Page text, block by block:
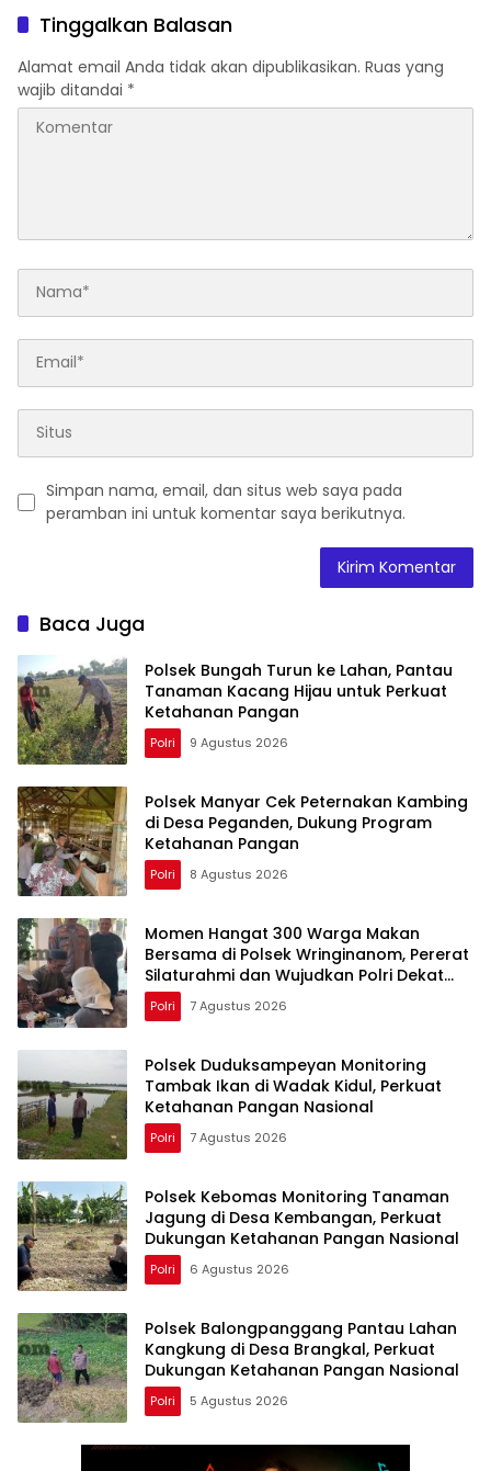
Dukungan Ketahanan
Pangan Nasional
Tinggalkan Balasan
Alamat email Anda tidak akan dipublikasikan. Ruas yang
wajib ditandai *
Simpan nama, email, dan situs web saya pada
peramban ini untuk komentar saya berikutnya.
Baca Juga
Polsek Bungah Turun ke Lahan, Pantau
Tanaman Kacang Hijau untuk Perkuat
Ketahanan Pangan
Polri 9 Agustus 2026
Polsek Manyar Cek Peternakan Kambing
di Desa Peganden, Dukung Program
Ketahanan Pangan
Polri 8 Agustus 2026
Momen Hangat 300 Warga Makan
Bersama di Polsek Wringinanom, Pererat
Silaturahmi dan Wujudkan Polri Dekat
dengan Masyarakat
Polri 7 Agustus 2026
Polsek Duduksampeyan Monitoring
Tambak Ikan di Wadak Kidul, Perkuat
Ketahanan Pangan Nasional
Polri 7 Agustus 2026
Polsek Kebomas Monitoring Tanaman
Jagung di Desa Kembangan, Perkuat
Dukungan Ketahanan Pangan Nasional
Polri 6 Agustus 2026
Polsek Balongpanggang Pantau Lahan
Kangkung di Desa Brangkal, Perkuat
Dukungan Ketahanan Pangan Nasional
Polri 5 Agustus 2026